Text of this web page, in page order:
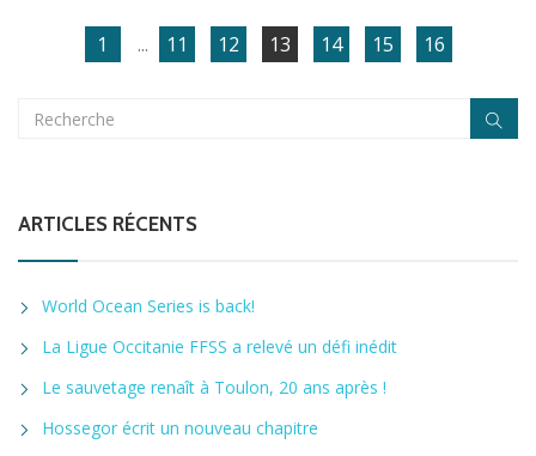
1 ... 11 12 13 14 15 16
ARTICLES RÉCENTS
World Ocean Series is back!
La Ligue Occitanie FFSS a relevé un défi inédit
Le sauvetage renaît à Toulon, 20 ans après !
Hossegor écrit un nouveau chapitre